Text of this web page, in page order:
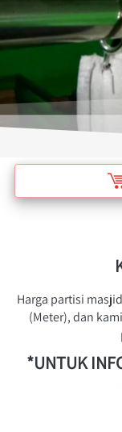
`
Harga partisi
(Meter), dan
*UNTUK